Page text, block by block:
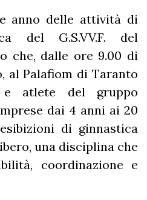
anno delle attività di
del G.S.VV.F. del
che, dalle ore 9.00 di
al Palafiom di Taranto
atlete del gruppo
dai 4 anni ai 20
di ginnastica
una disciplina che
coordinazione e